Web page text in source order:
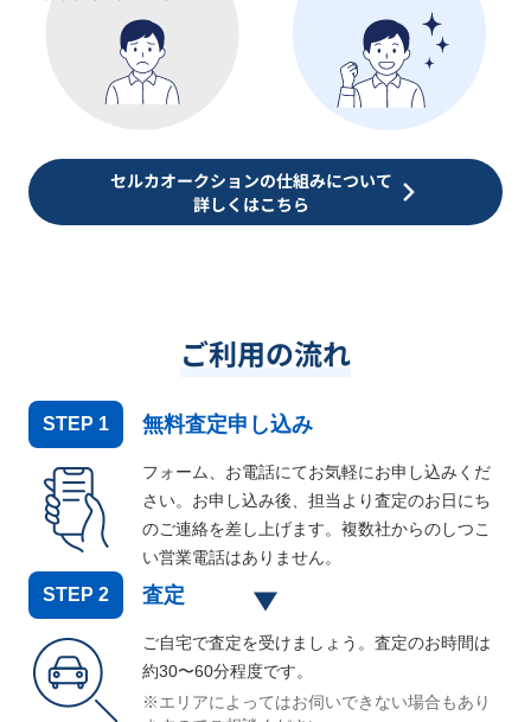
セルカオークションの仕組みについて
詳しくはこちら
ご利用の流れ
STEP 1 無料査定申し込み
フォーム、お電話にてお気軽にお申し込みくだ
さい。お申し込み後、担当より査定のお日にち
のご連絡を差し上げます。複数社からのしつこ
い営業電話はありません。
STEP 2 査定
ご自宅で査定を受けましょう。査定のお時間は
約30〜60分程度です。
※エリアによってはお伺いできない場合もあり